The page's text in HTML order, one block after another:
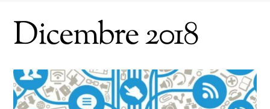
Dicembre 2018